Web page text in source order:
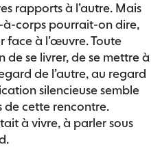
rapports à l’autre. Mais
corps pourrait-on dire,
face à l’œuvre. Toute
de se livrer, de se mettre à
de l’autre, au regard
silencieuse semble
de cette rencontre.
à vivre, à parler sous